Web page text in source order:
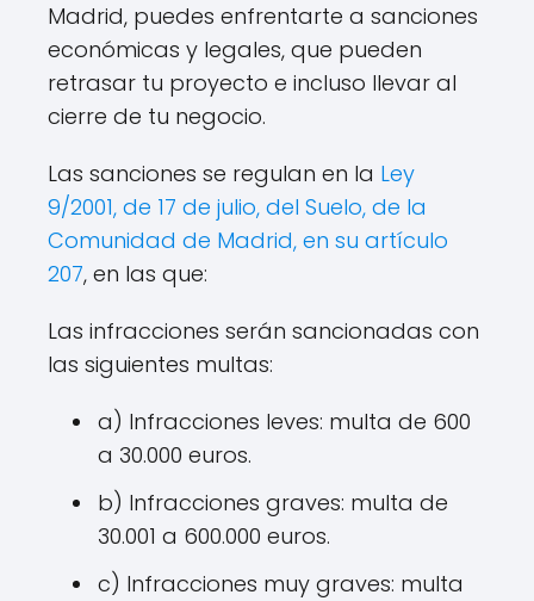
Madrid, puedes enfrentarte a sanciones
económicas y legales, que pueden
retrasar tu proyecto e incluso llevar al
cierre de tu negocio.
Las sanciones se regulan en la Ley
9/2001, de 17 de julio, del Suelo, de la
Comunidad de Madrid, en su artículo
207, en las que:
Las infracciones serán sancionadas con
las siguientes multas:
a) Infracciones leves: multa de 600
a 30.000 euros.
b) Infracciones graves: multa de
30.001 a 600.000 euros.
c) Infracciones muy graves: multa